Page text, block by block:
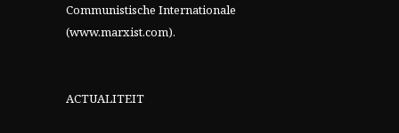
Communistische Internationale
(www.marxist.com).
ACTUALITEIT